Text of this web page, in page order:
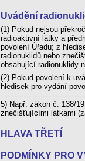
Uvádění
(1) Pokud nejsou
radioaktivní látky a
povolení Úřadu; z
radionuklidů nebo
obsahující radionuklidy
(2) Pokud povolení k
hledisek pro vydání
5) Např. zákon č. 138/
znečišťujícími látkami
HLAVA TŘETÍ
PODMÍNKY PRO